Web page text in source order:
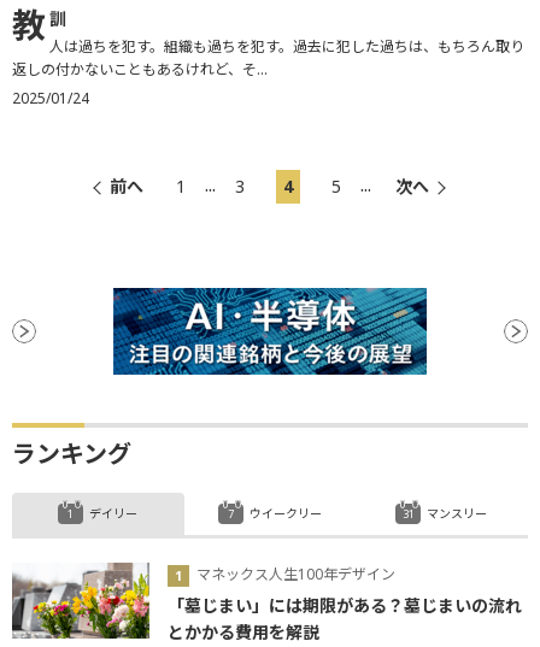
教 訓
人は過ちを犯す。組織も過ちを犯す。過去に犯した過ちは、もちろん取り
返しの付かないこともあるけれど、そ...
2025/01/24
前へ 1 ... 3 4 5 ... 次へ
ランキング
デイリー
マネックス人生100年デザイン
「墓じまい」には期限がある？墓じまいの流れ
とかかる費用を解説
ウイークリー マンスリー